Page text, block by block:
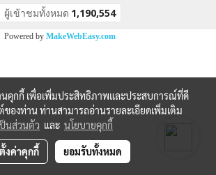
ผู้เข้าชมทั้งหมด 1,190,554
Powered by MakeWebEasy.com
นคุกกี้ เพื่อเพิ่มประสิทธิภาพและประสบการณ์ที่ดี
ของท่าน ท่านสามารถอ่านรายละเอียดเพิ่มเติม
นส่วนตัว และ นโยบายคุกกี้
ตั้งค่าคุกกี้ ยอมรับทั้งหมด